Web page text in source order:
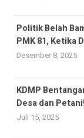
Politik Belah
PMK 81, Ketika
Desember 8, 2025
KDMP
Desa dan Petani!
Juli 15, 2025